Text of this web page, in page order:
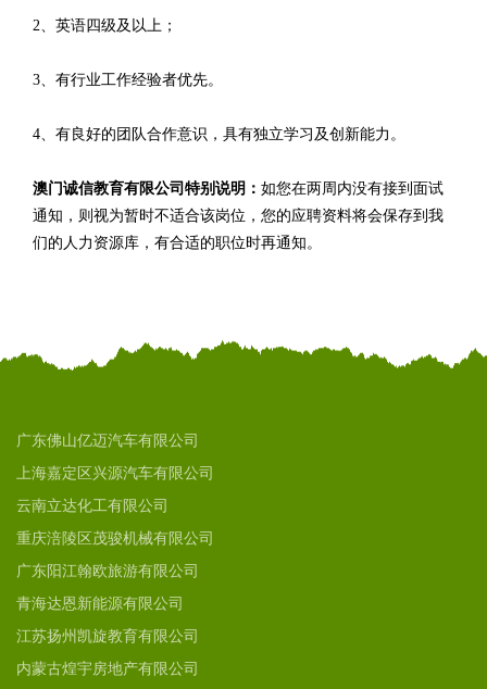
2、英语四级及以上；
3、有行业工作经验者优先。
4、有良好的团队合作意识，具有独立学习及创新能力。
澳门诚信教育有限公司特别说明： 如您在两周内没有接到面试
通知，则视为暂时不适合该岗位，您的应聘资料将会保存到我
们的人力资源库，有合适的职位时再通知。
广东佛山亿迈汽车有限公司
上海嘉定区兴源汽车有限公司
云南立达化工有限公司
重庆涪陵区茂骏机械有限公司
广东阳江翰欧旅游有限公司
青海达恩新能源有限公司
江苏扬州凯旋教育有限公司
内蒙古煌宇房地产有限公司